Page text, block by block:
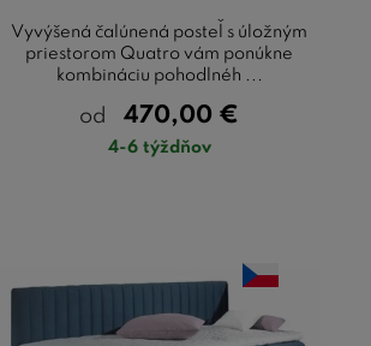
Vyvýšená čalúnená posteľ s úložným
priestorom Quatro vám ponúkne
kombináciu pohodlnéh ...
od 470,00 €
4-6 týždňov